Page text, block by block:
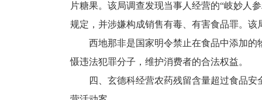
片糖果。该局调查发现当事人经营的“岐妙人
规定，并涉嫌构成销售有毒、有害食品罪。
西地那非是国家明令禁止在食品中添加
慑违法犯罪分子，维护消费者的合法权益。
四、玄德科经营农药残留含量超过食品